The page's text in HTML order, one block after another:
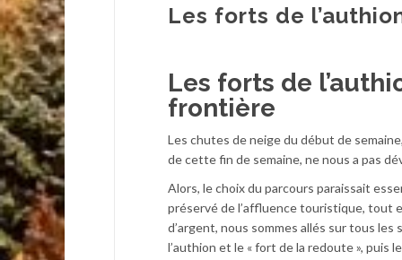
Les forts de
Les forts de
frontière
Les chutes de neige du début de
de cette fin de semaine, ne nous a pas
Alors, le choix du parcours paraissait
préservé de l’affluence touristique, tout
d’argent, nous sommes allés sur tous
l’authion et le « fort de la redoute », puis